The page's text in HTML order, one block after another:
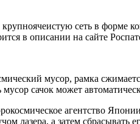
крупноячеистую сеть в форме
в описании на сайте
мусор, рамка
мусор сачок может
агентство
лазера, а затем сбрасывать